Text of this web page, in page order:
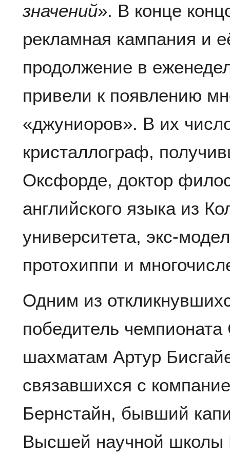
значений». В конце
рекламная кампания и
продолжение в
привели к появлению
«джуниоров». В их
кристаллограф,
Оксфорде, доктор
английского языка из
университета, экс-
протохиппи и
Одним из
победитель
шахматам Артур
связавшихся с
Бернстайн, бывший
Высшей научной школы